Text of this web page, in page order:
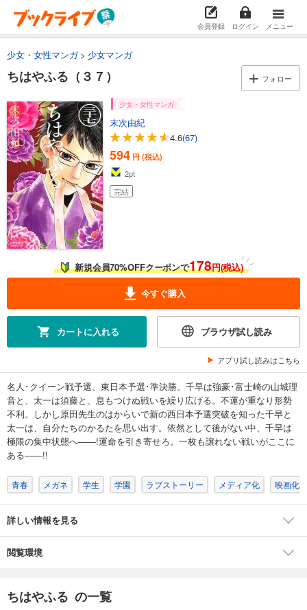
会員登録 ログイン メニュー
少女・女性マンガ 少女マンガ
ちはやふる（３７） フォロー
少女・女性マンガ
末次由紀
4.6(67)
594 円 (税込)
2pt
完結
新規会員70%OFFクーポンで178円(税込)
今すぐ購入
カートに入れる ブラウザ試し読み
アプリ試し読みはこちら
名人･クイーン戦予選、東日本予選･準決勝。千早は強豪･富士崎の山城理
音と、太一は須藤と、息もつけぬ戦いを繰り広げる。不運が重なり形勢
不利。しかし原田先生のはからいで新の西日本予選突破を知った千早と
太一は、自分たちのかるたを思い出す。依然として後がない中、千早は
極限の集中状態へ――!運命を引き寄せろ。一枚も譲れない戦いがここに
ある――!!
青春 メガネ 学生 学園 ラブストーリー メディア化 映画化
詳しい情報を見る
閲覧環境
ちはやふる の一覧
あらすじを表示する
594 円 (税込)
完結
試し読み
あらすじを表示する
ちはやふる（２５）
594円 (税込)
完結
あらすじを表示する
ちはやふる（２６）
594円 (税込)
完結
あらすじを表示する
ちはやふる（２７）
594円 (税込)
試し読み
あらすじを表示する
ちはやふる（２８）
594円 (税込)
試し読み
あらすじを表示する
ちはやふる（２９）
カート
あらすじを表示する